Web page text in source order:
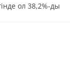
ол 38,2%-ды